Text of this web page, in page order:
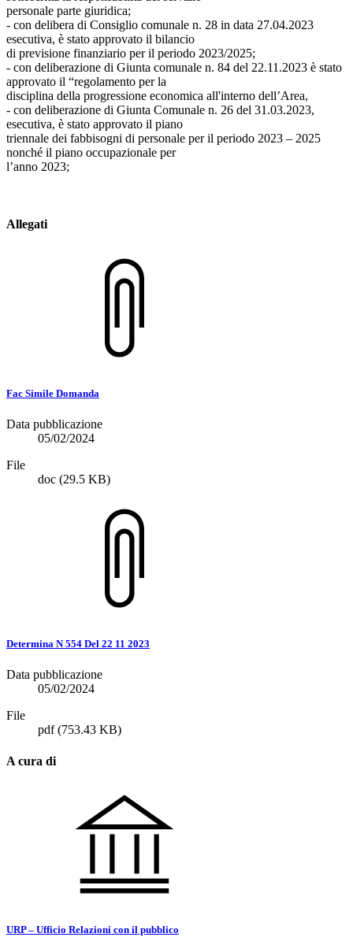
personale parte giuridica;
- con delibera di Consiglio comunale n. 28 in data 27.04.2023
esecutiva, è stato approvato il bilancio
di previsione finanziario per il periodo 2023/2025;
- con deliberazione di Giunta comunale n. 84 del 22.11.2023 è stato
approvato il “regolamento per la
disciplina della progressione economica all'interno dell’Area,
- con deliberazione di Giunta Comunale n. 26 del 31.03.2023,
esecutiva, è stato approvato il piano
triennale dei fabbisogni di personale per il periodo 2023 – 2025
nonché il piano occupazionale per
l’anno 2023;
Allegati
Fac Simile Domanda
Data pubblicazione
05/02/2024
File
doc (29.5 KB)
Determina N 554 Del 22 11 2023
Data pubblicazione
05/02/2024
File
pdf(753.43 KB)
A cura di
URP – Ufficio Relazioni con il pubblico